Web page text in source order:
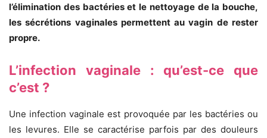
l’élimination des bactéries et le nettoyage de la bouche,
les sécrétions vaginales permettent au vagin de rester
propre.
L’infection vaginale : qu’est-ce que
c’est ?
Une infection vaginale est provoquée par les bactéries ou
les levures. Elle se caractérise parfois par des douleurs